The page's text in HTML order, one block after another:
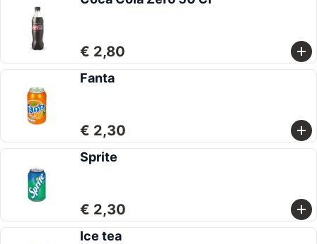
€ 2,80
Fanta
€ 2,30
Sprite
€ 2,30
Ice tea